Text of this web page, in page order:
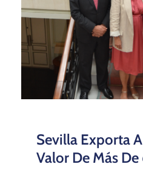
Sevilla Exporta
Valor De Más